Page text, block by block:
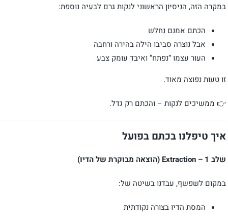
במקרה הזה, הניסיון הראשוני לנקות גרם לבעיה נוספת:
הכתם אמנם נחלש
אבל נוצרה סביבו הילה בהירה ורחבה
העור עצמו “נפתח” ואיבד עומק צבע
זו טעות נפוצה מאוד.
👉 ממשיכים לנקות – והכתם רק גדל.
איך טיפלנו בכתם בפועל
שלב 1 – Extraction (הוצאה מבוקרת של הדיו)
במקום לשפשף, עבדנו בשיטה של:
המסת הדיו בצורה נקודתית